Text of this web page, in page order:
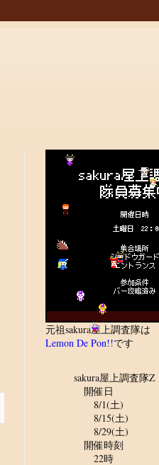
元祖sakura屋上調査隊は
Lemon De Pon!!です
sakura屋上調査隊Z
開催日
8/1(土)
8/15(土)
8/29(土)
開催時刻
22時